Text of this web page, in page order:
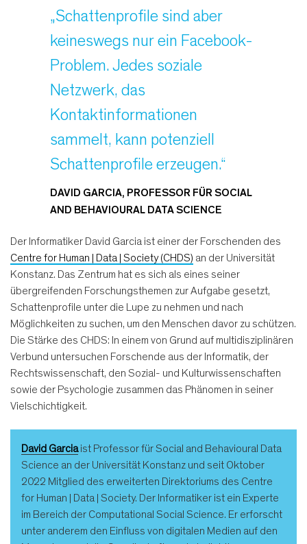
„Schattenprofile sind aber
keineswegs nur ein Facebook-
Problem. Jedes soziale
Netzwerk, das
Kontaktinformationen
sammelt, kann potenziell
Schattenprofile erzeugen.“
DAVID GARCIA, PROFESSOR FÜR SOCIAL
AND BEHAVIOURAL DATA SCIENCE
Der Informatiker David Garcia ist einer der Forschenden des
Centre for Human | Data | Society (CHDS) an der Universität
Konstanz. Das Zentrum hat es sich als eines seiner
übergreifenden Forschungsthemen zur Aufgabe gesetzt,
Schattenprofile unter die Lupe zu nehmen und nach
Möglichkeiten zu suchen, um den Menschen davor zu schützen.
Die Stärke des CHDS: In einem von Grund auf multidisziplinären
Verbund untersuchen Forschende aus der Informatik, der
Rechtswissenschaft, den Sozial- und Kulturwissenschaften
sowie der Psychologie zusammen das Phänomen in seiner
Vielschichtigkeit.
David Garciaist Professor für Social and Behavioural Data
Science an der Universität Konstanz und seit Oktober
2022 Mitglied des erweiterten Direktoriums des Centre
for Human | Data | Society. Der Informatiker ist ein Experte
im Bereich der Computational Social Science. Er erforscht
unter anderem den Einfluss von digitalen Medien auf den